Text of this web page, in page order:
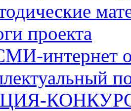
проекта
интернет